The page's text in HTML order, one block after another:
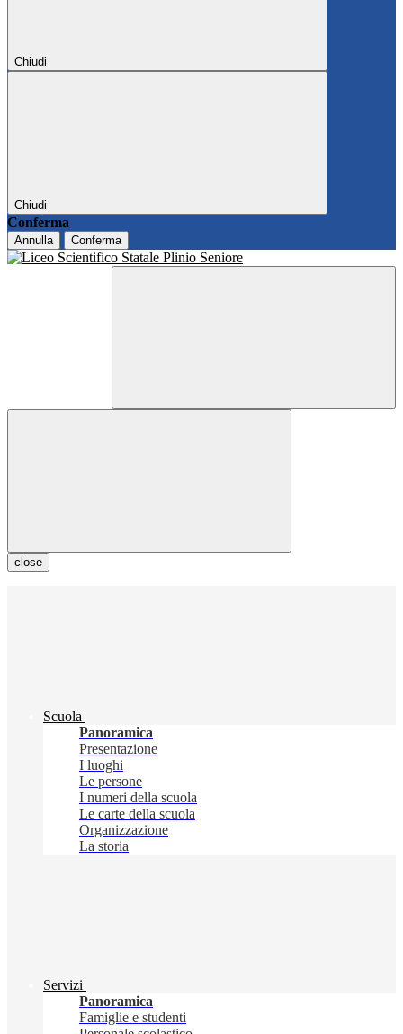
Chiudi
Chiudi
Conferma
Annulla Conferma
close
Scuola
Panoramica
Presentazione
I luoghi
Le persone
I numeri della scuola
Le carte della scuola
Organizzazione
La storia
Servizi
Panoramica
Famiglie e studenti